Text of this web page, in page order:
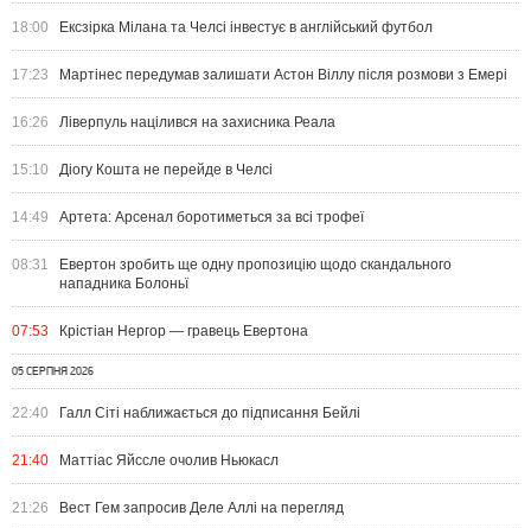
18:00 Ексзірка Мілана та Челсі інвестує в англійський футбол
17:23 Мартінес передумав залишати Астон Віллу після розмови з Емері
16:26 Ліверпуль націлився на захисника Реала
15:10 Діогу Кошта не перейде в Челсі
14:49 Артета: Арсенал боротиметься за всі трофеї
08:31
Евертон зробить ще одну пропозицію щодо скандального
нападника Болоньї
07:53 Крістіан Нергор — гравець Евертона
05 СЕРПНЯ 2026
22:40 Галл Сіті наближається до підписання Бейлі
21:40 Маттіас Яйссле очолив Ньюкасл
21:26 Вест Гем запросив Деле Аллі на перегляд